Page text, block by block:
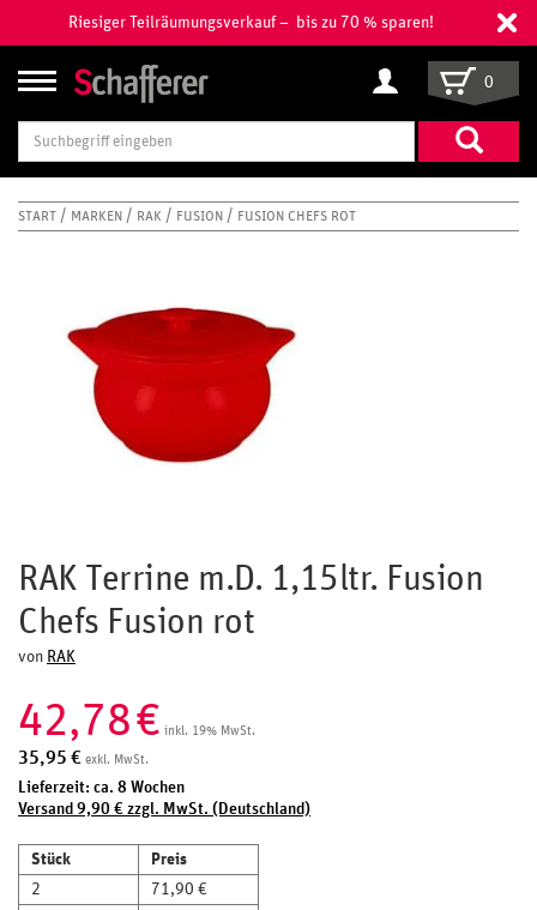
Riesiger Teilräumungsverkauf – bis zu 70 % sparen!
Suchbegriff
eingeben
0
START MARKEN RAK FUSION FUSION CHEFS ROT
RAK Terrine m.D. 1,15ltr. Fusion
Chefs Fusion rot
von RAK
42,78€ inkl. 19% MwSt.
35,95 € exkl. MwSt.
Lieferzeit: ca. 8 Wochen
Versand 9,90 € zzgl. MwSt. (Deutschland)
Stück
Preis
2
71,90 €